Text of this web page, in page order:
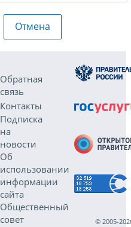
Отмена
Обратная
связь
Контакты
Подписка
на
новости
Об
использовании
информации
сайта
Общественный
совет
© 2005-